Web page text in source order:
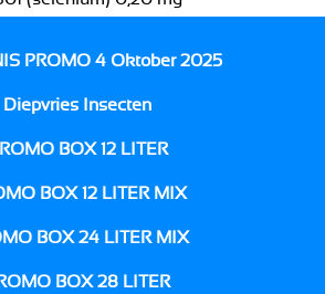
PROMO 4 Oktober 2025
Diepvries Insecten
BOX 12 LITER
BOX 12 LITER MIX
BOX 24 LITER MIX
BOX 28 LITER